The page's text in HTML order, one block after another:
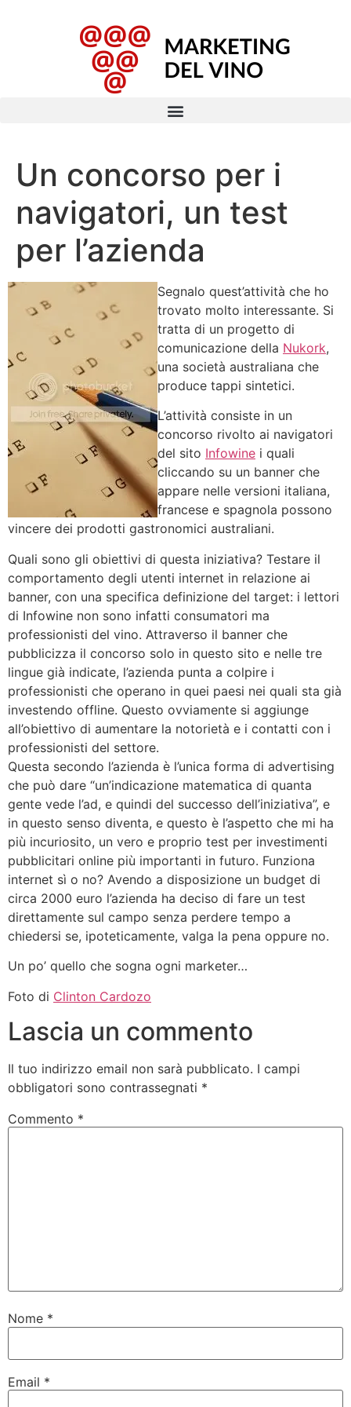
Un concorso per i
navigatori, un test
per l’azienda
Segnalo quest’attività che ho
trovato molto interessante. Si
tratta di un progetto di
comunicazione della Nukork,
una società australiana che
produce tappi sintetici.
L’attività consiste in un
concorso rivolto ai navigatori
del sito Infowine i quali
cliccando su un banner che
appare nelle versioni italiana,
francese e spagnola possono
vincere dei prodotti gastronomici australiani.
Quali sono gli obiettivi di questa iniziativa? Testare il
comportamento degli utenti internet in relazione ai
banner, con una specifica definizione del target: i lettori
di Infowine non sono infatti consumatori ma
professionisti del vino. Attraverso il banner che
pubblicizza il concorso solo in questo sito e nelle tre
lingue già indicate, l’azienda punta a colpire i
professionisti che operano in quei paesi nei quali sta già
investendo offline. Questo ovviamente si aggiunge
all’obiettivo di aumentare la notorietà e i contatti con i
professionisti del settore.
Questa secondo l’azienda è l’unica forma di advertising
che può dare “un’indicazione matematica di quanta
gente vede l’ad, e quindi del successo dell’iniziativa”, e
in questo senso diventa, e questo è l’aspetto che mi ha
più incuriosito, un vero e proprio test per investimenti
pubblicitari online più importanti in futuro. Funziona
internet sì o no? Avendo a disposizione un budget di
circa 2000 euro l’azienda ha deciso di fare un test
direttamente sul campo senza perdere tempo a
chiedersi se, ipoteticamente, valga la pena oppure no.
Un po’ quello che sogna ogni marketer…
Foto di Clinton Cardozo
Lascia un commento
Il tuo indirizzo email non sarà pubblicato. I campi
obbligatori sono contrassegnati *
Commento *
Nome *
Email *